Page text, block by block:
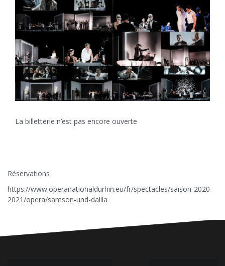
La billetterie n’est pas encore ouverte
Réservations
https://www.operanationaldurhin.eu/fr/spectacles/saison-2020-
2021/opera/samson-und-dalila